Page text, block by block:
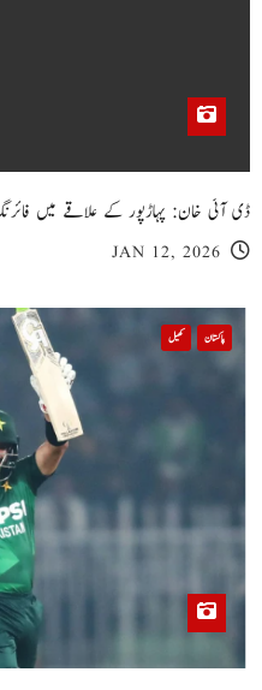
ڈی آئی خان: پہاڑپور کے علاقے میں
JAN 12, 2026
پاکستان کھیل